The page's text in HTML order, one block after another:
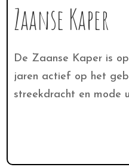
Zaanse Kaper
De Zaanse Kaper is
jaren actief op het
streekdracht en mode